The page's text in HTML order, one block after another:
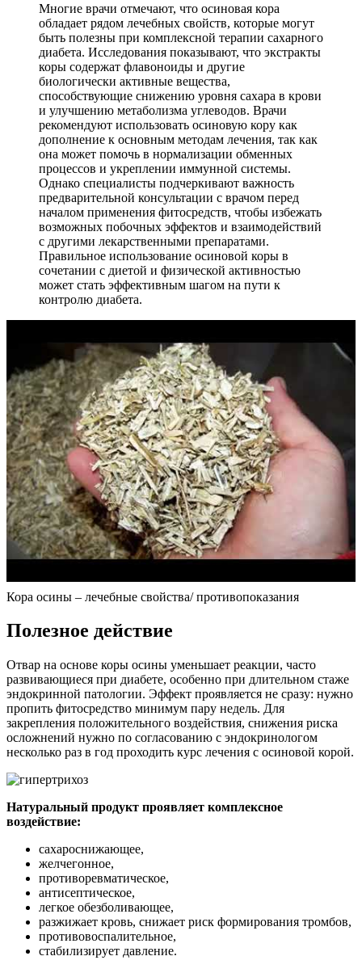
Многие врачи отмечают, что осиновая кора
обладает рядом лечебных свойств, которые могут
быть полезны при комплексной терапии сахарного
диабета. Исследования показывают, что экстракты
коры содержат флавоноиды и другие
биологически активные вещества,
способствующие снижению уровня сахара в крови
и улучшению метаболизма углеводов. Врачи
рекомендуют использовать осиновую кору как
дополнение к основным методам лечения, так как
она может помочь в нормализации обменных
процессов и укреплении иммунной системы.
Однако специалисты подчеркивают важность
предварительной консультации с врачом перед
началом применения фитосредств, чтобы избежать
возможных побочных эффектов и взаимодействий
с другими лекарственными препаратами.
Правильное использование осиновой коры в
сочетании с диетой и физической активностью
может стать эффективным шагом на пути к
контролю диабета.
Кора осины – лечебные свойства/ противопоказания
Полезное действие
Отвар на основе коры осины уменьшает реакции, часто
развивающиеся при диабете, особенно при длительном стаже
эндокринной патологии. Эффект проявляется не сразу: нужно
пропить фитосредство минимум пару недель. Для
закрепления положительного воздействия, снижения риска
осложнений нужно по согласованию с эндокринологом
несколько раз в год проходить курс лечения с осиновой корой.
Натуральный продукт проявляет комплексное
воздействие:
сахароснижающее,
желчегонное,
противоревматическое,
антисептическое,
легкое обезболивающее,
разжижает кровь, снижает риск формирования тромбов,
противовоспалительное,
стабилизирует давление.